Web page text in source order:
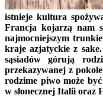
istnieje kultura
Francja kojarzą nam
najmocniejszym
kraje azjatyckie z
sąsiadów górują
przekazywanej z
rodzime piwo może
w słonecznej Italii oraz